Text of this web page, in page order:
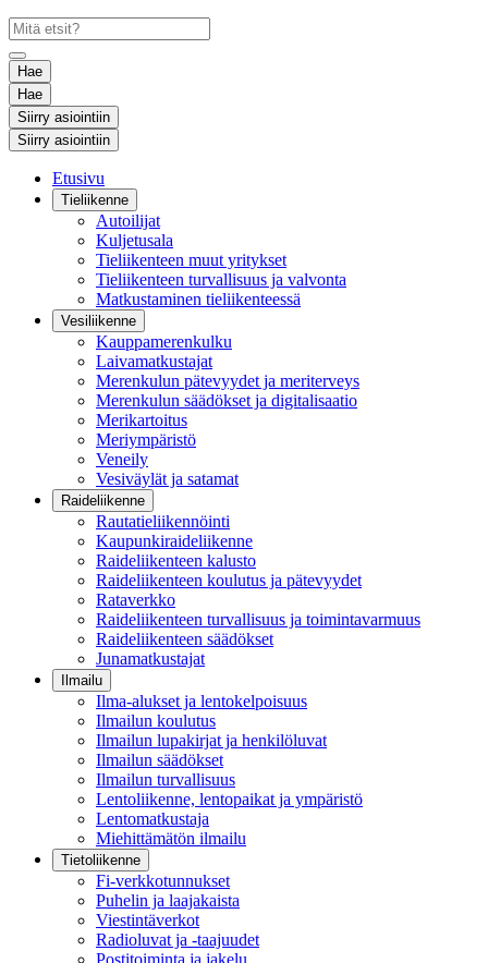
Hae
Hae
Siirry asiointiin
Siirry asiointiin
Etusivu
Tieliikenne
Autoilijat
Kuljetusala
Tieliikenteen muut yritykset
Tieliikenteen turvallisuus ja valvonta
Matkustaminen tieliikenteessä
Vesiliikenne
Kauppamerenkulku
Laivamatkustajat
Merenkulun pätevyydet ja meriterveys
Merenkulun säädökset ja digitalisaatio
Merikartoitus
Meriympäristö
Veneily
Vesiväylät ja satamat
Raideliikenne
Rautatieliikennöinti
Kaupunkiraideliikenne
Raideliikenteen kalusto
Raideliikenteen koulutus ja pätevyydet
Rataverkko
Raideliikenteen turvallisuus ja toimintavarmuus
Raideliikenteen säädökset
Junamatkustajat
Ilmailu
Ilma-alukset ja lentokelpoisuus
Ilmailun koulutus
Ilmailun lupakirjat ja henkilöluvat
Ilmailun säädökset
Ilmailun turvallisuus
Lentoliikenne, lentopaikat ja ympäristö
Lentomatkustaja
Miehittämätön ilmailu
Tietoliikenne
Fi-verkkotunnukset
Puhelin ja laajakaista
Viestintäverkot
Radioluvat ja -taajuudet
Postitoiminta ja jakelu